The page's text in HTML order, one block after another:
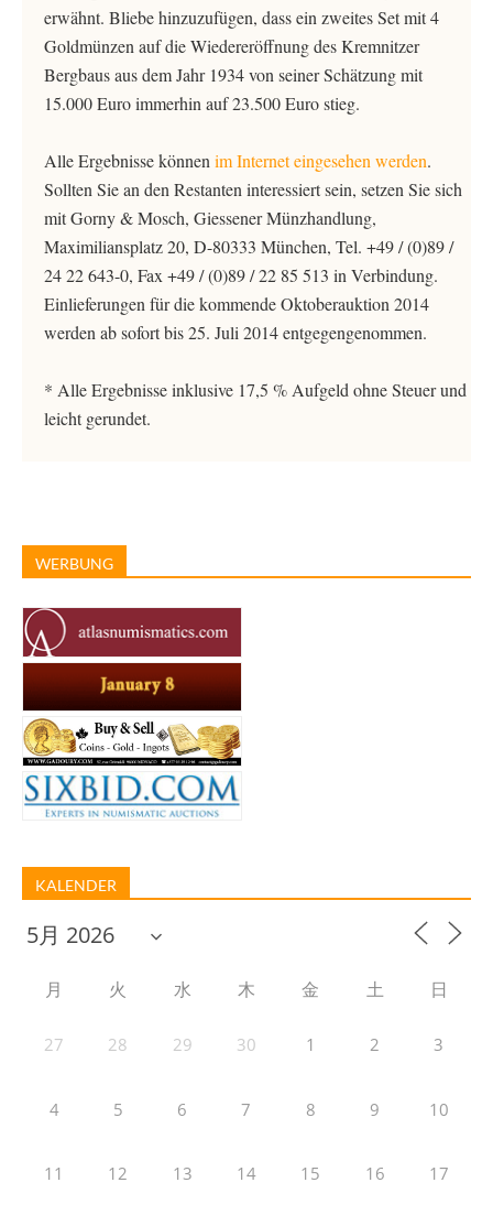
erwähnt. Bliebe hinzuzufügen, dass ein zweites Set mit 4
Goldmünzen auf die Wiedereröffnung des Kremnitzer
Bergbaus aus dem Jahr 1934 von seiner Schätzung mit
15.000 Euro immerhin auf 23.500 Euro stieg.
Alle Ergebnisse können im Internet eingesehen werden.
Sollten Sie an den Restanten interessiert sein, setzen Sie sich
mit Gorny & Mosch, Giessener Münzhandlung,
Maximiliansplatz 20, D-80333 München, Tel. +49 / (0)89 /
24 22 643-0, Fax +49 / (0)89 / 22 85 513 in Verbindung.
Einlieferungen für die kommende Oktoberauktion 2014
werden ab sofort bis 25. Juli 2014 entgegengenommen.
* Alle Ergebnisse inklusive 17,5 % Aufgeld ohne Steuer und
leicht gerundet.
WERBUNG
KALENDER
月 火 水 木 金 土 日
27 28 29 30 1 2 3
4 5 6 7 8 9 10
11 12 13 14 15 16 17